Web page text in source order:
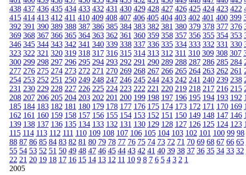
438 437 436 435 434 433 432 431 430 429 428 427 426 425 424 423 422
415 414 413 412 411 410 409 408 407 406 405 404 403 402 401 400 399
392 391 390 389 388 387 386 385 384 383 382 381 380 379 378 377 376
369 368 367 366 365 364 363 362 361 360 359 358 357 356 355 354 353
346 345 344 343 342 341 340 339 338 337 336 335 334 333 332 331 330
323 322 321 320 319 318 317 316 315 314 313 312 311 310 309 308 307
300 299 298 297 296 295 294 293 292 291 290 289 288 287 286 285 284
277 276 275 274 273 272 271 270 269 268 267 266 265 264 263 262 261
254 253 252 251 250 249 248 247 246 245 244 243 242 241 240 239 238
231 230 229 228 227 226 225 224 223 222 221 220 219 218 217 216 215
208 207 206 205 204 203 202 201 200 199 198 197 196 195 194 193 192
185 184 183 182 181 180 179 178 177 176 175 174 173 172 171 170 169
162 161 160 159 158 157 156 155 154 153 152 151 150 149 148 147 146
139 138 137 136 135 134 133 132 131 130 129 128 127 126 125 124 123
115 114 113 112 111 110 109 108 107 106 105 104 103 102 101 100 99 98
88 87 86 85 84 83 82 81 80 79 78 77 76 75 74 73 72 71 70 69 68 67 66 65
55 54 53 52 51 50 49 48 47 46 45 44 43 42 41 40 39 38 37 36 35 34 33 32
22 21 20 19 18 17 16 15 14 13 12 11 10 9 8 7 6 5 4 3 2 1
2005